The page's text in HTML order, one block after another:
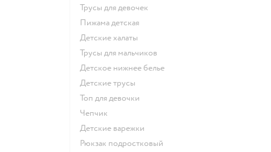
Трусы для девочек
Пижама детская
Детские халаты
Трусы для мальчиков
Детское нижнее белье
Детские трусы
Топ для девочки
Чепчик
Детские варежки
Рюкзак подростковый